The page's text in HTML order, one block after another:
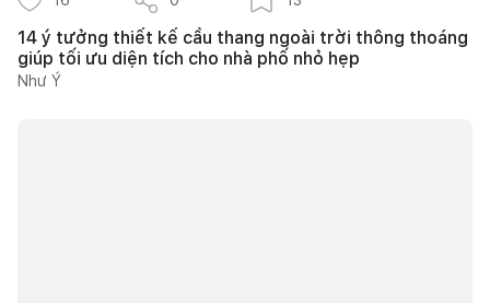
14 ý tưởng thiết kế cầu thang ngoài trời thông thoáng
giúp tối ưu diện tích cho nhà phố nhỏ hẹp
Như Ý